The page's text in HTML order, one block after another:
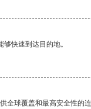
快速到达目的地。
全球覆盖和最高安全性的连